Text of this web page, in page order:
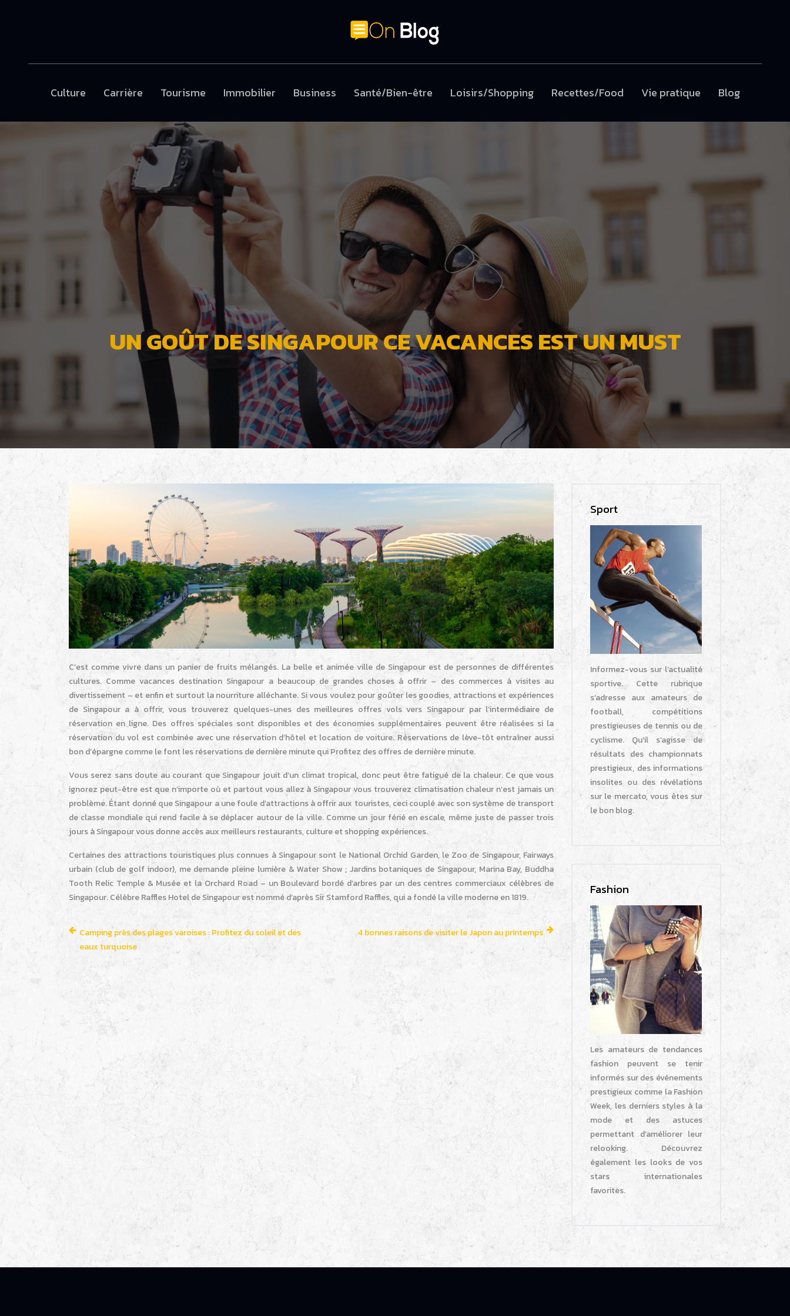
Culture Carrière Tourisme Immobilier Business Santé/Bien-être Loisirs/Shopping Recettes/Food Vie pratique Blog
UN GOÛT DE SINGAPOUR CE VACANCES EST UN MUST
C’est comme vivre dans un panier de fruits mélangés. La belle et animée ville de Singapour est de personnes de différentes
cultures. Comme vacances destination Singapour a beaucoup de grandes choses à offrir – des commerces à visites au
divertissement – et enfin et surtout la nourriture alléchante. Si vous voulez pour goûter les goodies, attractions et expériences
de Singapour a à offrir, vous trouverez quelques-unes des meilleures offres vols vers Singapour par l’intermédiaire de
réservation en ligne. Des offres spéciales sont disponibles et des économies supplémentaires peuvent être réalisées si la
réservation du vol est combinée avec une réservation d’hôtel et location de voiture. Réservations de lève-tôt entraîner aussi
bon d’épargne comme le font les réservations de dernière minute qui Profitez des offres de dernière minute.
Vous serez sans doute au courant que Singapour jouit d’un climat tropical, donc peut être fatigué de la chaleur. Ce que vous
ignorez peut-être est que n’importe où et partout vous allez à Singapour vous trouverez climatisation chaleur n’est jamais un
problème. Étant donné que Singapour a une foule d’attractions à offrir aux touristes, ceci couplé avec son système de transport
de classe mondiale qui rend facile à se déplacer autour de la ville. Comme un jour férié en escale, même juste de passer trois
jours à Singapour vous donne accès aux meilleurs restaurants, culture et shopping expériences.
Certaines des attractions touristiques plus connues à Singapour sont le National Orchid Garden, le Zoo de Singapour, Fairways
urbain (club de golf indoor), me demande pleine lumière & Water Show ; Jardins botaniques de Singapour, Marina Bay, Buddha
Tooth Relic Temple & Musée et la Orchard Road – un Boulevard bordé d’arbres par un des centres commerciaux célèbres de
Singapour. Célèbre Raffles Hotel de Singapour est nommé d’après Sir Stamford Raffles, qui a fondé la ville moderne en 1819.
Camping près des plages varoises : Profitez du soleil et des
eaux turquoise
4 bonnes raisons de visiter le Japon au printemps
Sport
Informez-vous sur l’actualité
sportive. Cette rubrique
s’adresse aux amateurs de
football, compétitions
prestigieuses de tennis ou de
cyclisme. Qu’il s’agisse de
résultats des championnats
prestigieux, des informations
insolites ou des révélations
sur le mercato, vous êtes sur
le bon blog.
Fashion
Les amateurs de tendances
fashion peuvent se tenir
informés sur des événements
prestigieux comme la Fashion
Week, les derniers styles à la
mode et des astuces
permettant d’améliorer leur
relooking. Découvrez
également les looks de vos
stars internationales
favorites.